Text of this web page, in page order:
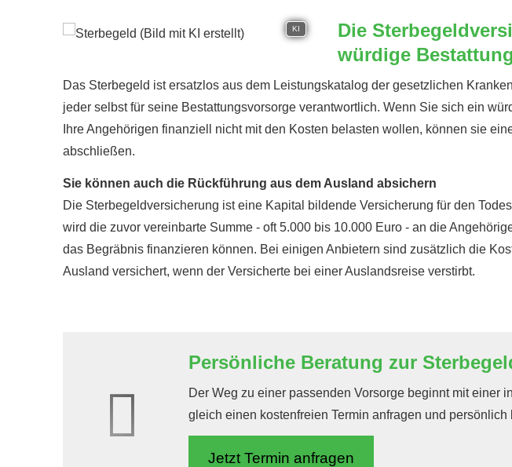
KI
Die
würdige Bestattung
Das Ster­be­geld ist ersatzlos aus dem Leistungskatalog der gesetzlichen
jeder selbst für seine Be­stat­tungs­vor­sor­ge verantwortlich. Wenn Sie sich ein
Ihre Angehörigen finanziell nicht mit den Kosten belasten wollen, können sie
abschließen.
Sie können auch die Rückführung aus dem Ausland absichern
Die Ster­be­geldversicherung ist eine Kapital bildende Versicherung für den
wird die zuvor vereinbarte Summe - oft 5.000 bis 10.000 Euro - an die
das Begräbnis finanzieren können. Bei einigen Anbietern sind zusätzlich die
Ausland versichert, wenn der Versicherte bei einer Auslandsreise verstirbt.
Persönliche Beratung zur
Der Weg zu einer passenden Vorsorge beginnt mit einer
gleich einen kostenfreien Termin anfragen und persönlich
Jetzt Termin anfragen